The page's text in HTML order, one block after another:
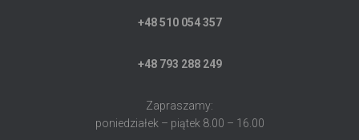
+48 510 054 357
+48 793 288 249
Zapraszamy:
poniedziałek – piątek 8.00 – 16.00